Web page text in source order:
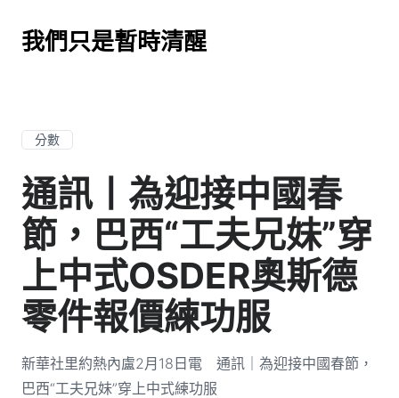
我們只是暫時清醒
分數
通訊丨為迎接中國春
節，巴西“工夫兄妹”穿
上中式OSDER奧斯德
零件報價練功服
新華社里約熱內盧2月18日電 通訊｜為迎接中國春節，
巴西“工夫兄妹”穿上中式練功服